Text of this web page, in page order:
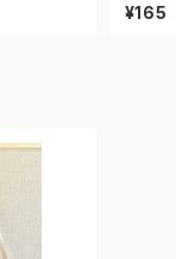
¥165